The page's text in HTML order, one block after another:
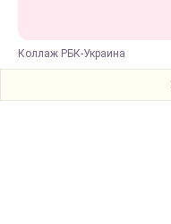
Коллаж РБК-Украина